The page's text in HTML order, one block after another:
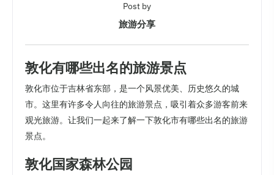
Post by
旅游分享
敦化有哪些出名的旅游景点
敦化市位于吉林省东部，是一个风景优美、历史悠久的城
市。这里有许多令人向往的旅游景点，吸引着众多游客前来
观光旅游。让我们一起来了解一下敦化市有哪些出名的旅游
景点。
敦化国家森林公园